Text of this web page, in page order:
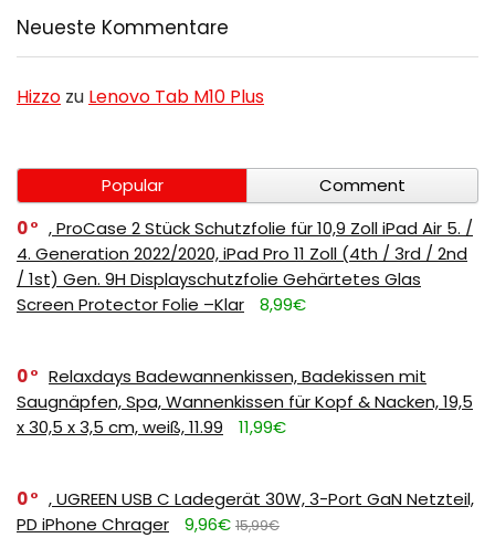
Neueste Kommentare
Hizzo zu Lenovo Tab M10 Plus
Popular
Comment
0
, ProCase 2 Stück Schutzfolie für 10,9 Zoll iPad Air 5. /
4. Generation 2022/2020, iPad Pro 11 Zoll (4th / 3rd / 2nd
/ 1st) Gen. 9H Displayschutzfolie Gehärtetes Glas
Screen Protector Folie –Klar
8,99€
0
Relaxdays Badewannenkissen, Badekissen mit
Saugnäpfen, Spa, Wannenkissen für Kopf & Nacken, 19,5
x 30,5 x 3,5 cm, weiß, 11.99
11,99€
0
, UGREEN USB C Ladegerät 30W, 3-Port GaN Netzteil,
PD iPhone Chrager
9,96€ 15,99€